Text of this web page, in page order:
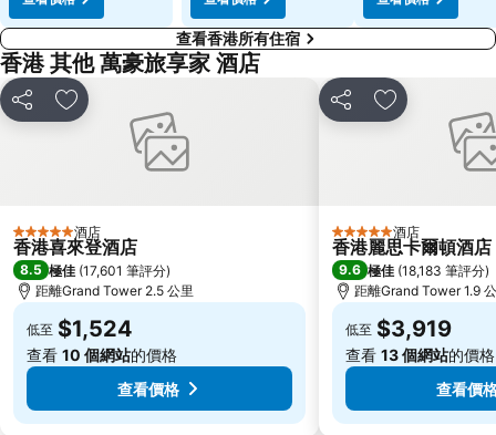
查看香港所有住宿
香港 其他 萬豪旅享家 酒店
分享 放到收藏夾
5 星級 酒店
香港喜來登酒店
8.5 極佳 (17,601 筆評分)
距離Grand Tower 2.5 公里
低至 $1,524
查看 10 個網站的價格
查看價格
分享 放到收藏夾
5 星級 酒店
香港麗思卡爾頓酒店
9.6 極佳 (18,183 筆評分)
距離Grand Tower 1.9
低至 $3,919
查看 13 個網站的價格
查看價